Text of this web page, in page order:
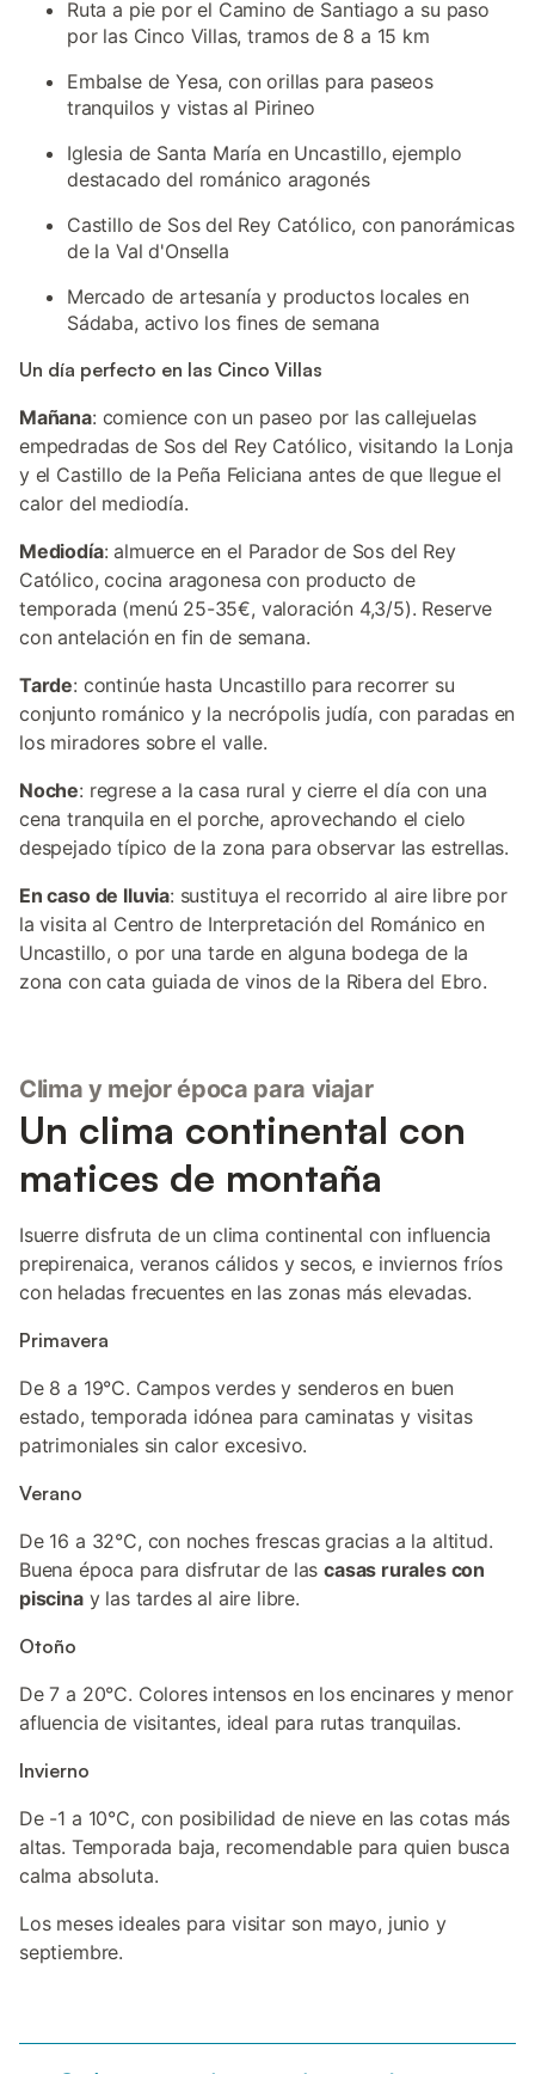
Ruta a pie por el Camino de Santiago a su paso
por las Cinco Villas, tramos de 8 a 15 km
Embalse de Yesa, con orillas para paseos
tranquilos y vistas al Pirineo
Iglesia de Santa María en Uncastillo, ejemplo
destacado del románico aragonés
Castillo de Sos del Rey Católico, con panorámicas
de la Val d'Onsella
Mercado de artesanía y productos locales en
Sádaba, activo los fines de semana
Un día perfecto en las Cinco Villas
Mañana: comience con un paseo por las callejuelas
empedradas de Sos del Rey Católico, visitando la Lonja
y el Castillo de la Peña Feliciana antes de que llegue el
calor del mediodía.
Mediodía: almuerce en el Parador de Sos del Rey
Católico, cocina aragonesa con producto de
temporada (menú 25-35€, valoración 4,3/5). Reserve
con antelación en fin de semana.
Tarde: continúe hasta Uncastillo para recorrer su
conjunto románico y la necrópolis judía, con paradas en
los miradores sobre el valle.
Noche: regrese a la casa rural y cierre el día con una
cena tranquila en el porche, aprovechando el cielo
despejado típico de la zona para observar las estrellas.
En caso de lluvia: sustituya el recorrido al aire libre por
la visita al Centro de Interpretación del Románico en
Uncastillo, o por una tarde en alguna bodega de la
zona con cata guiada de vinos de la Ribera del Ebro.
Clima y mejor época para viajar
Un clima continental con
matices de montaña
Isuerre disfruta de un clima continental con influencia
prepirenaica, veranos cálidos y secos, e inviernos fríos
con heladas frecuentes en las zonas más elevadas.
Primavera
De 8 a 19°C. Campos verdes y senderos en buen
estado, temporada idónea para caminatas y visitas
patrimoniales sin calor excesivo.
Verano
De 16 a 32°C, con noches frescas gracias a la altitud.
Buena época para disfrutar de lascasas rurales con
piscinay las tardes al aire libre.
Otoño
De 7 a 20°C. Colores intensos en los encinares y menor
afluencia de visitantes, ideal para rutas tranquilas.
Invierno
De -1 a 10°C, con posibilidad de nieve en las cotas más
altas. Temporada baja, recomendable para quien busca
calma absoluta.
Los meses ideales para visitar son mayo, junio y
septiembre.